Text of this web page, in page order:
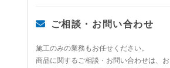
ご相談・お問い合わせ
施工のみの業務もお任せください。
商品に関するご相談・お問い合わせは、お